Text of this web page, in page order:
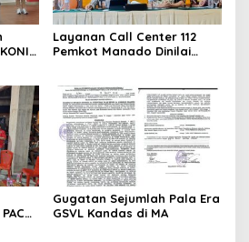
Layanan Call Center 112
Pemkot Manado Dinilai
Gugatan Sejumlah Pala Era
GSVL Kandas di MA